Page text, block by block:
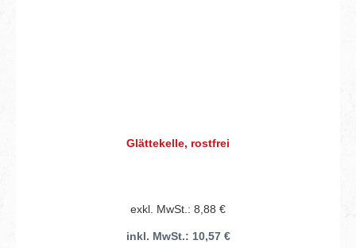
Glättekelle, rostfrei
exkl. MwSt.: 8,88 €
inkl. MwSt.: 10,57 €